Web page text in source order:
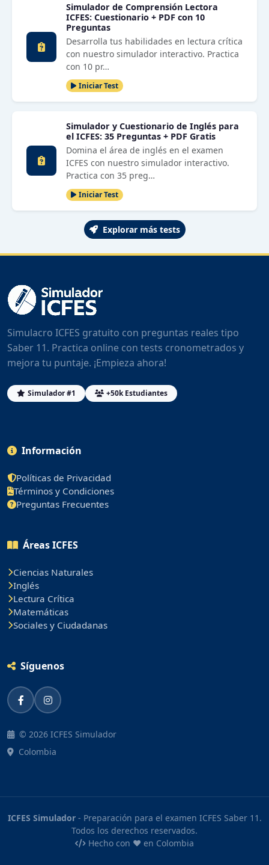
Simulador de Comprensión Lectora
ICFES: Cuestionario + PDF con 10
Preguntas
Desarrolla tus habilidades en lectura crítica
con nuestro simulador interactivo. Practica
con 10 pr…
Iniciar Test
Simulador y Cuestionario de Inglés para
el ICFES: 35 Preguntas + PDF Gratis
Domina el área de inglés en el examen
ICFES con nuestro simulador interactivo.
Practica con 35 preg…
Iniciar Test
Explorar más tests
Simulacro ICFES gratuito con preguntas reales tipo
Saber 11. Practica online con tests cronometrados y
mejora tu puntaje. ¡Empieza ahora!
Simulador #1 +50k Estudiantes
Información
Políticas de Privacidad
Términos y Condiciones
Preguntas Frecuentes
Áreas ICFES
Ciencias Naturales
Inglés
Lectura Crítica
Matemáticas
Sociales y Ciudadanas
Síguenos
© 2026 ICFES Simulador
Colombia
ICFES Simulador- Preparación para el examen ICFES Saber 11.
Todos los derechos reservados.
Hecho con ❤️ en Colombia